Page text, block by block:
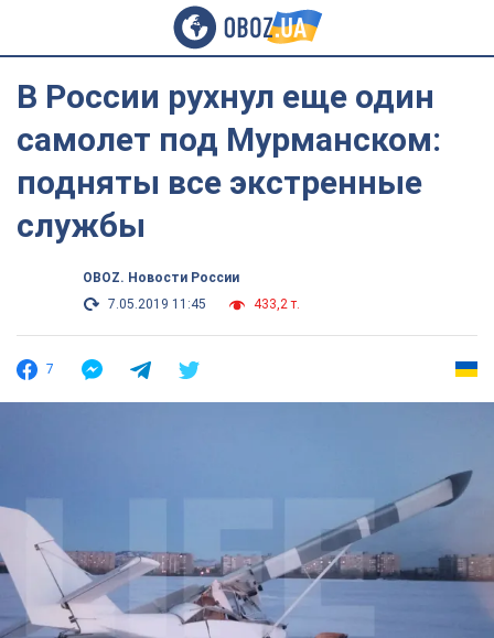
В России рухнул еще один
самолет под Мурманском:
подняты все экстренные
службы
OBOZ. Новости России
7.05.2019 11:45
433,2 т.
7